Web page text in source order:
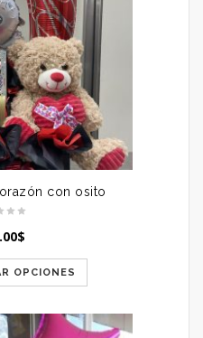
con osito
$
OPCIONES